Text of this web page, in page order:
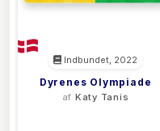
Indbundet, 2022
Dyrenes Olympiade
af Katy Tanis